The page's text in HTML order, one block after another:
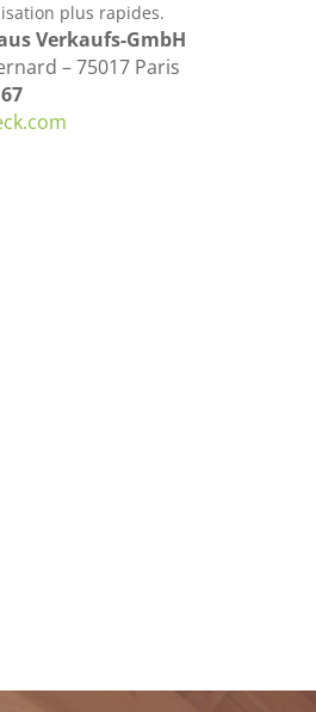
plus rapides.
Verkaufs-GmbH
– 75017 Paris